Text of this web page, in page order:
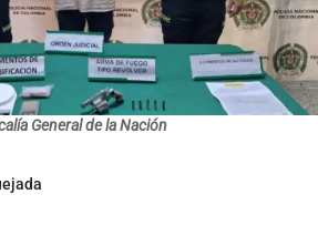
General de la Nación